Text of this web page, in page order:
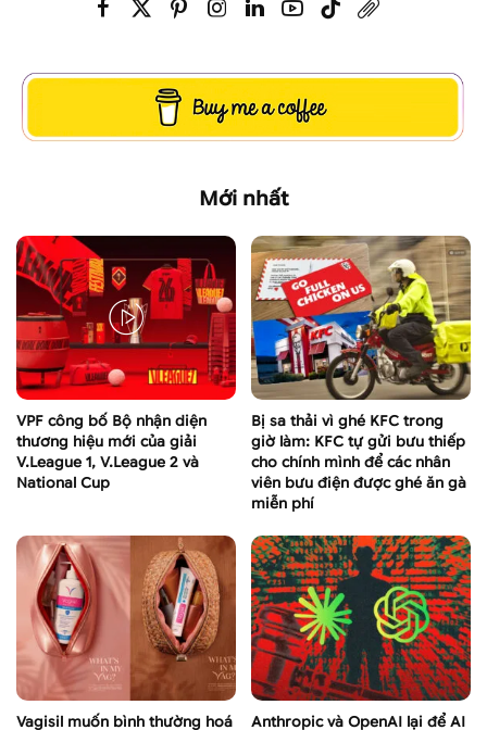
Mới nhất
VPF công bố Bộ nhận diện
thương hiệu mới của giải
V.League 1, V.League 2 và
National Cup
Bị sa thải vì ghé KFC trong
giờ làm: KFC tự gửi bưu thiếp
cho chính mình để các nhân
viên bưu điện được ghé ăn gà
miễn phí
Vagisil muốn bình thường hoá
Anthropic và OpenAI lại để AI